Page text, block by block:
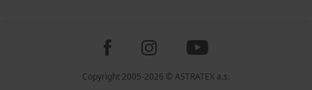
Copyright 2005-2026 © ASTRATEX a.s.